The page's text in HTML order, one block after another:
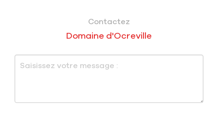
Contactez
Domaine d'Ocreville